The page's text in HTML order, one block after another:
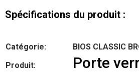
Spécifications du produit :
Catégorie:
BIOS CLASSIC
Produit:
Porte